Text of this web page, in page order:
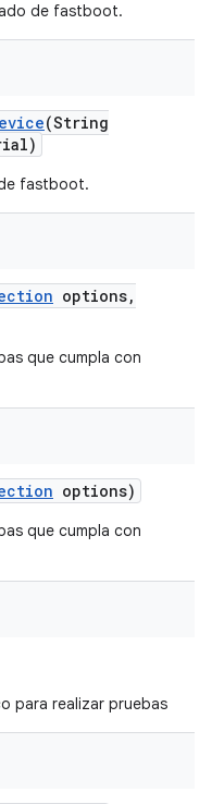
de fastboot.
(String
fastboot.
options,
que cumpla con
options)
que cumpla con
para realizar pruebas